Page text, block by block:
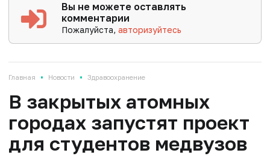
Вы не можете оставлять
комментарии
Пожалуйста,авторизуйтесь
Главная • Новости • Здравоохранение
В закрытых атомных
городах запустят проект
для студентов медвузов